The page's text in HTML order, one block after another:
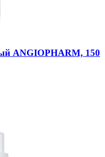
ANGIOPHARM, 150